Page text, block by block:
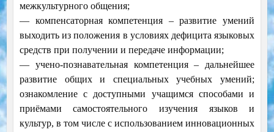
межкультурного общения;
— компенсаторная компетенция – развитие умений
выходить из положения в условиях дефицита языковых
средств при получении и передаче информации;
— учено-познавательная компетенция – дальнейшее
развитие общих и специальных учебных умений;
ознакомление с доступными учащимся способами и
приёмами самостоятельного изучения языков и
культур, в том числе с использованием инновационных